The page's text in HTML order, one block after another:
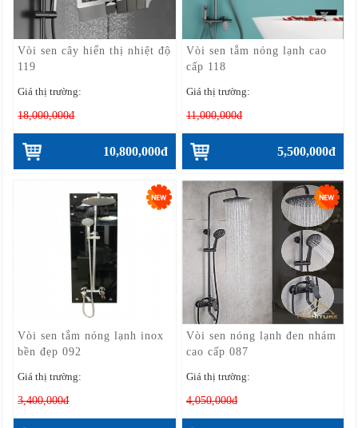
Vòi sen cây hiển thị nhiệt độ
119
Giá thị trường:
18,000,000đ
10,800,000đ
Vòi sen tắm nóng lạnh cao
cấp 118
Giá thị trường:
11,000,000đ
5,500,000đ
Vòi sen tắm nóng lạnh inox
bền đẹp 092
Giá thị trường:
3,400,000đ
Vòi sen nóng lạnh đen nhám
cao cấp 087
Giá thị trường:
4,050,000đ